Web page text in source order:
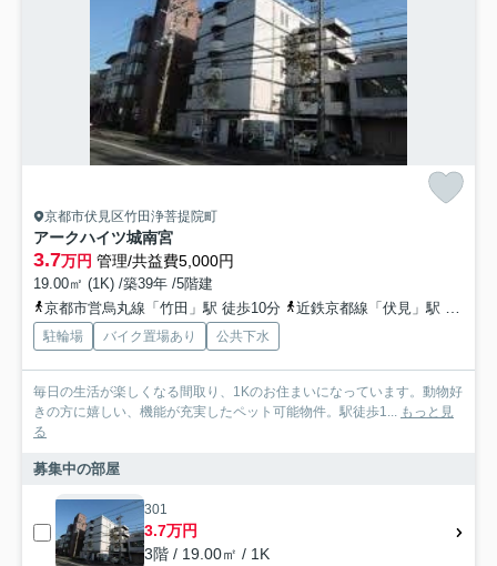
京都市伏見区竹田浄菩提院町
アークハイツ城南宮
3.7万円 管理/共益費5,000円
19.00㎡ (1K) /築39年 /5階建
京都市営烏丸線「竹田」駅 徒歩10分
近鉄京都線「伏見」駅 徒歩13分
駐輪場 バイク置場あり 公共下水
毎日の生活が楽しくなる間取り、1Kのお住まいになっています。動物好
きの方に嬉しい、機能が充実したペット可能物件。駅徒歩1... もっと見
る
募集中の部屋
301
3.7万円
3階 / 19.00㎡ / 1K